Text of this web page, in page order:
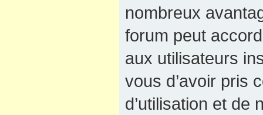
nombreux
forum peut
aux utilisateurs
vous d’avoir pris
d’utilisation et de